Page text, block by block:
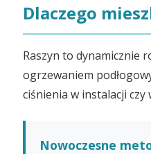
Dlaczego
Raszyn to dynamicznie
ogrzewaniem
ciśnienia w instalacji
Nowoczesne